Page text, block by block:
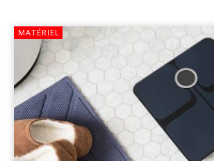
MATÉRIEL